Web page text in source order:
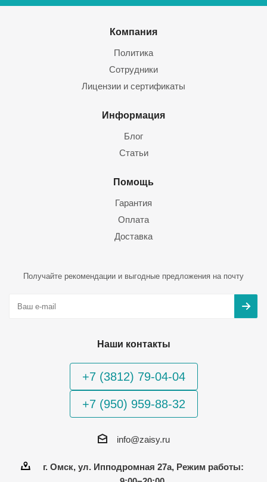
Компания
Политика
Сотрудники
Лицензии и сертификаты
Информация
Блог
Статьи
Помощь
Гарантия
Оплата
Доставка
Получайте рекомендации и выгодные предложения на почту
Наши контакты
+7 (3812) 79-04-04
+7 (950) 959-88-32
info@zaisy.ru
г. Омск, ул. Ипподромная 27а, Режим работы: